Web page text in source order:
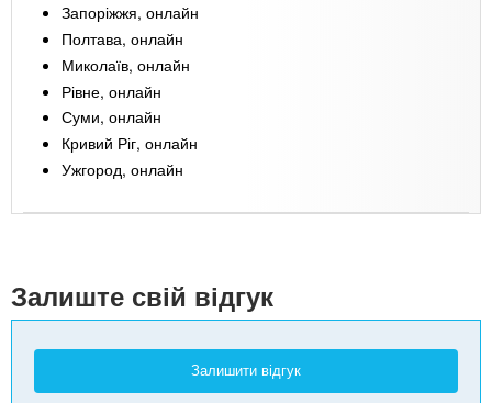
Запоріжжя, онлайн
Полтава, онлайн
Миколаїв, онлайн
Рівне, онлайн
Суми, онлайн
Кривий Ріг, онлайн
Ужгород, онлайн
Залиште свій відгук
Залишити відгук